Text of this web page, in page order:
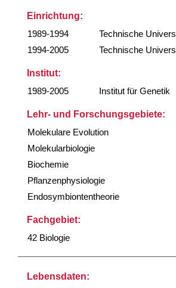
Einrichtung:
1989-1994
Technische
1994-2005
Technische
Institut:
1989-2005
Institut für Genetik
Lehr- und Forschungsgebiete:
Molekulare Evolution
Molekularbiologie
Biochemie
Pflanzenphysiologie
Endosymbiontentheorie
Fachgebiet:
42 Biologie
Lebensdaten: